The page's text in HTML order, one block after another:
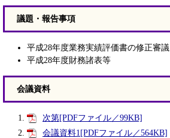
議題・報告事項
平成28年度業務実績評価書の修正審議
平成28年度財務諸表等
会議資料
次第[PDFファイル／99KB]
会議資料1[PDFファイル／564KB]